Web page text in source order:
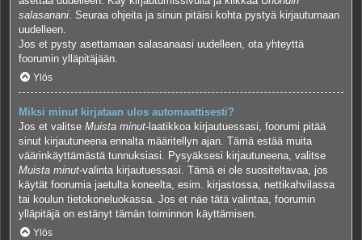
salasanani . Seuraa ohjeita ja sinun pitäisi kohta pystyä kirjautumaan
uudelleen.
Jos et pysty asettamaan salasanaasi uudelleen, ota yhteyttä
foorumin ylläpitäjään.
Ylös
Miksi minut kirjataan ulos automaattisesti?
Jos et valitse Muista minut-laatikkoa kirjautuessasi, foorumi pitää
sinut kirjautuneena ennalta määritellyn ajan. Tämä estää muita
väärinkäyttämästä tunnuksiasi. Pysyäksesi kirjautuneena, valitse
Muista minut-valinta kirjautuessasi. Tämä ei ole suositeltavaa, jos
käytät foorumia jaetulta koneelta, esim. kirjastossa, nettikahvilassa
tai koulun tietokoneluokassa. Jos et näe tätä valintaa, foorumin
ylläpitäjä on estänyt tämän toiminnon käyttämisen.
Ylös